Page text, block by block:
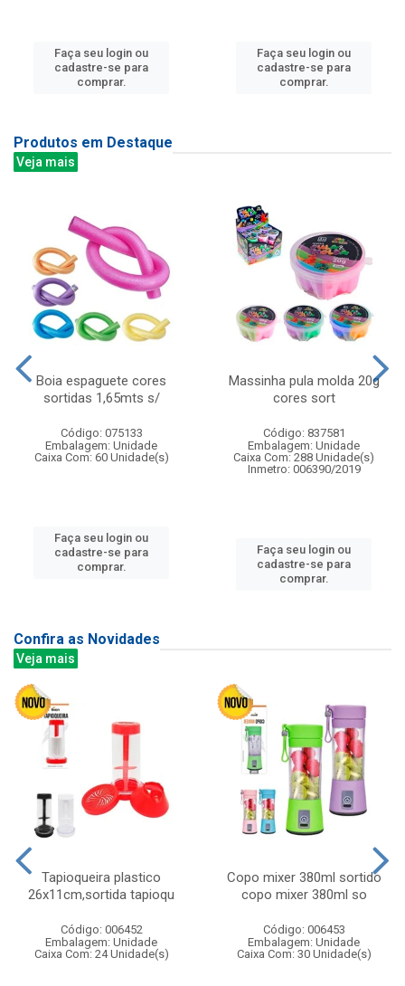
Faça seu login ou
cadastre-se para
comprar.
Faça seu login ou
cadastre-se para
comprar.
Produtos em Destaque
Veja mais
Boia espaguete cores
sortidas 1,65mts s/
Código: 075133
Embalagem: Unidade
Caixa Com: 60 Unidade(s)
Faça seu login ou
cadastre-se para
comprar.
Massinha pula molda 20g
cores sort
Código: 837581
Embalagem: Unidade
Caixa Com: 288 Unidade(s)
Inmetro: 006390/2019
Faça seu login ou
cadastre-se para
comprar.
Confira as Novidades
Veja mais
Tapioqueira plastico
26x11cm,sortida tapioqu
Código: 006452
Embalagem: Unidade
Caixa Com: 24 Unidade(s)
Copo mixer 380ml sortido
copo mixer 380ml so
Código: 006453
Embalagem: Unidade
Caixa Com: 30 Unidade(s)